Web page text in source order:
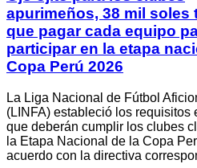
apurimeños, 38 mil soles
que pagar cada equipo
participar en la etapa
Copa Perú 2026
La Liga Nacional de Fútbol
(LINFA) estableció los requisitos
que deberán cumplir los clubes
la Etapa Nacional de la Copa
acuerdo con la directiva